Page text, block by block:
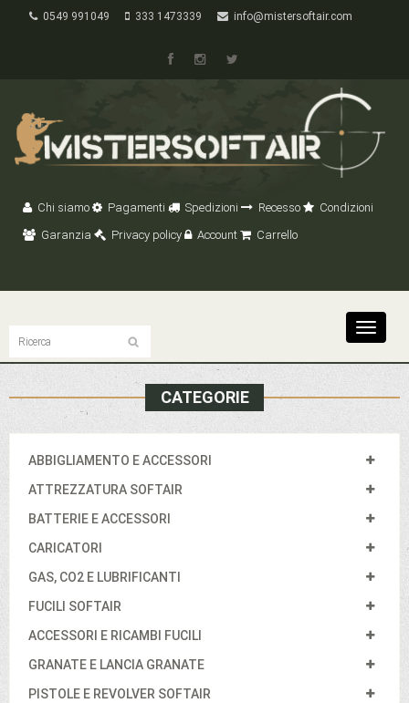
0549 991049 333 1473339 info@mistersoftair.com
Chi siamo Pagamenti Spedizioni Recesso
Condizioni
Garanzia
Privacy policy Account Carrello
Toggle
CATEGORIE
ABBIGLIAMENTO E ACCESSORI
ATTREZZATURA SOFTAIR
BATTERIE E ACCESSORI
CARICATORI
GAS, CO2 E LUBRIFICANTI
FUCILI SOFTAIR
ACCESSORI E RICAMBI FUCILI
GRANATE E LANCIA GRANATE
PISTOLE E REVOLVER SOFTAIR